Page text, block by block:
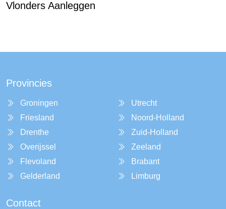
Vlonders Aanleggen
Provincies
Groningen
Friesland
Drenthe
Overijssel
Flevoland
Gelderland
Utrecht
Noord-Holland
Zuid-Holland
Zeeland
Brabant
Limburg
Contact